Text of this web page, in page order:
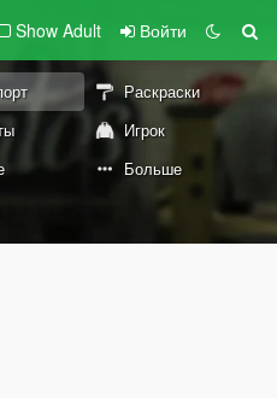
Show Adult Войти
Раскраски
Игрок
Больше